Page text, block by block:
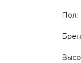
Пол